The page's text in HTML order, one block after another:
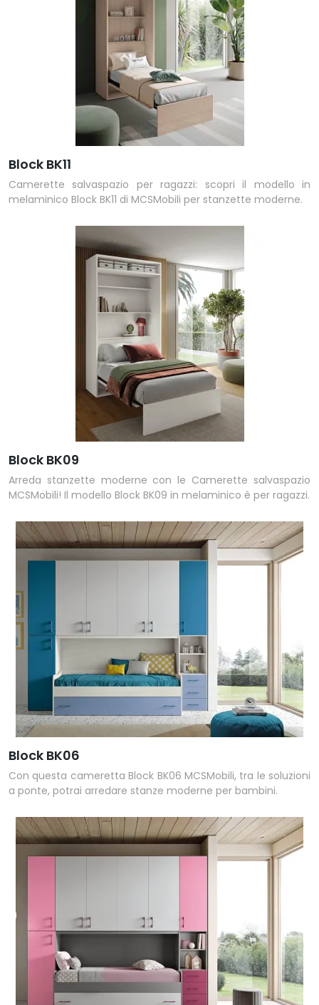
Block BK11
Camerette salvaspazio per ragazzi: scopri il modello in
melaminico Block BK11 di MCSMobili per stanzette moderne.
Block BK09
Arreda stanzette moderne con le Camerette salvaspazio
MCSMobili! Il modello Block BK09 in melaminico è per ragazzi.
Block BK06
Con questa cameretta Block BK06 MCSMobili, tra le soluzioni
a ponte, potrai arredare stanze moderne per bambini.